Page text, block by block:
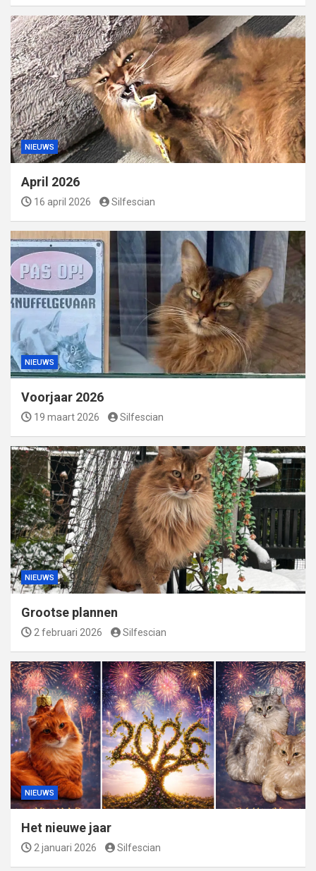
NIEUWS
April 2026
16 april 2026 Silfescian
NIEUWS
Voorjaar 2026
19 maart 2026 Silfescian
NIEUWS
Grootse plannen
2 februari 2026 Silfescian
NIEUWS
Het nieuwe jaar
2 januari 2026 Silfescian